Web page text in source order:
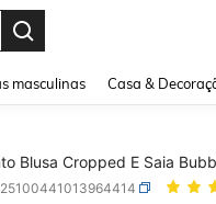
masculinas Casa &
Blusa Cropped E Saia